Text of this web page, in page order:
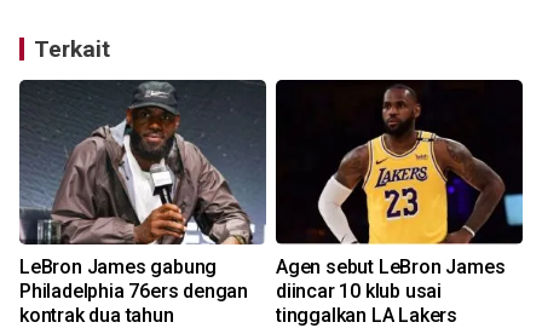
Terkait
LeBron James gabung
Philadelphia 76ers dengan
kontrak dua tahun
Agen sebut LeBron James
diincar 10 klub usai
tinggalkan LA Lakers